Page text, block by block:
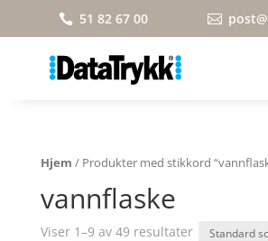
 51 82 67 00 
Hjem / Produkter med stikkord
vannflaske
Viser 1–9 av 49 resultater